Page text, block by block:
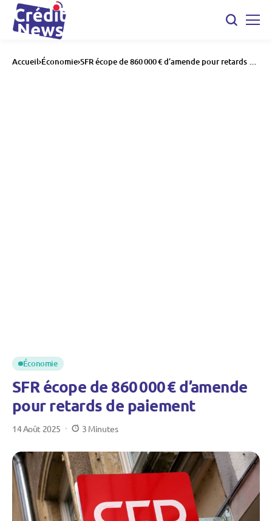
Accueil Économie SFR écope de 860 000 € d’amende pour retards de
paiement
Économie
SFR écope de 860 000 € d’amende
pour retards de paiement
14 Août 2025 3 Minutes